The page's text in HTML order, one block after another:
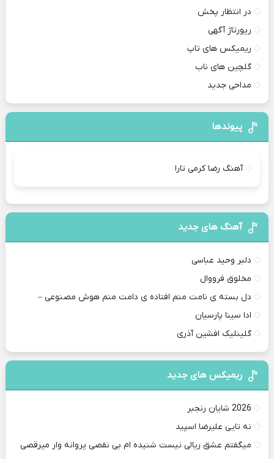
در انتظار پخش
رپورتاژ آگهی
ریمیکس های تاپ
گلچین های ناب
مداحی جدید
پیوندها
آهنگ رضا کرمی تارا
آهنگ های جدید
دلبر وحید عباسی
مخلوق فرووال
دل بسته ی نامت منم افتاده ی دامت منم هوش مصنوعی –
ادا سینا پارسیان
گلینلیک افشین آذری
ریمیکس های جدید
2026 شایان رنجبر
نه تایی علیرضا اسپید
میگفتم عشق ریالی نیست شنیده ام بی نقصی پروانه وار میرقصی